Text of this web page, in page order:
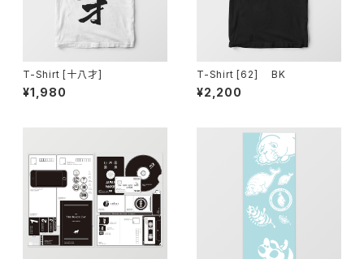
T-Shirt [十八才]
¥1,980
T-Shirt [62] BK
¥2,200